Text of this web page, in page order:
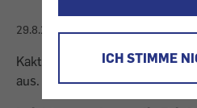
ICH STIMME
29.8.2007, aktualisiert am
Kaktus sollte beim Abnehmen
aus.